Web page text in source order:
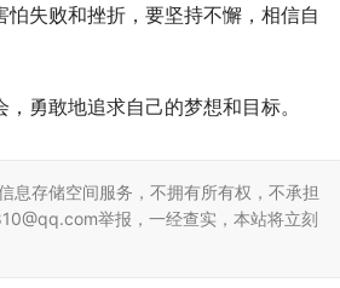
失败和挫折，要坚持不懈，相信自
勇敢地追求自己的梦想和目标。
息存储空间服务，不拥有所有权，不承担
举报，一经查实，本站将立刻